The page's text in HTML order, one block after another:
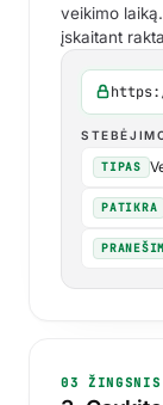
veikimo
įskaitant
TIPAS
PATIKRA
03 ŽINGSNIS